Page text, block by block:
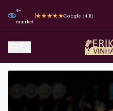
e-
mærket
Trustpilot (4.3)
Google (4.8)
Trustpilot (4.3)
Google (4.8)